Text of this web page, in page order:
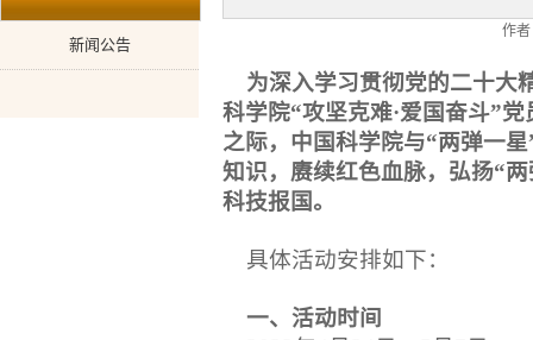
新闻公告
作者
为深入学习贯彻党的二十大
科学院“攻坚克难·爱国奋斗”
之际，中国科学院与“两弹一
知识，赓续红色血脉，弘扬“
科技报国。
具体活动安排如下：
一、活动时间